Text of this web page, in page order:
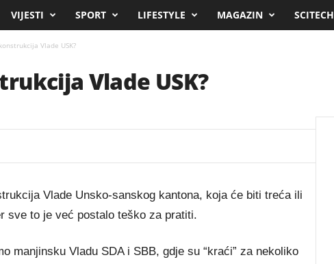
VIJESTI SPORT LIFESTYLE MAGAZIN SCITECH
Vlade USK?
Vlade USK?
Vlade Unsko-sanskog kantona, koja će biti treća ili
sve to je već postalo teško za pratiti.
manjinsku Vladu SDA i SBB, gdje su “kraći” za nekoliko